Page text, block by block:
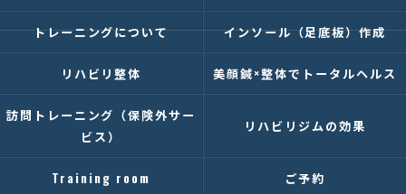
トレーニングについて インソール（足底板）作成
リハビリ整体 美顔鍼×整体でトータルヘルス
訪問トレーニング（保険外サー
ビス）
リハビリジムの効果
Training room ご予約